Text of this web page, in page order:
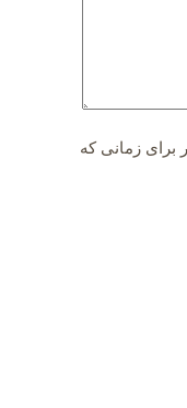
برای زمانی که